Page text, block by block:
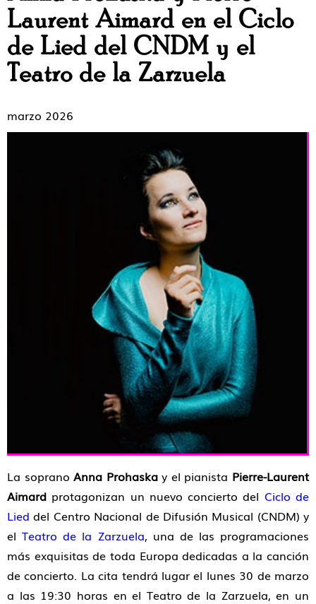
Laurent Aimard en el Ciclo
de Lied del CNDM y el
Teatro de la Zarzuela
marzo 2026
La sopranoAnna Prohaskay el pianista Pierre-Laurent
Aimard protagonizan un nuevo concierto del Ciclo de
Lieddel Centro Nacional de Difusión Musical (CNDM) y
elTeatro de la Zarzuela, una de las programaciones
más exquisitas de toda Europa dedicadas a la canción
de concierto. La cita tendrá lugar el lunes 30 de marzo
a las 19:30 horas en el Teatro de la Zarzuela, en un